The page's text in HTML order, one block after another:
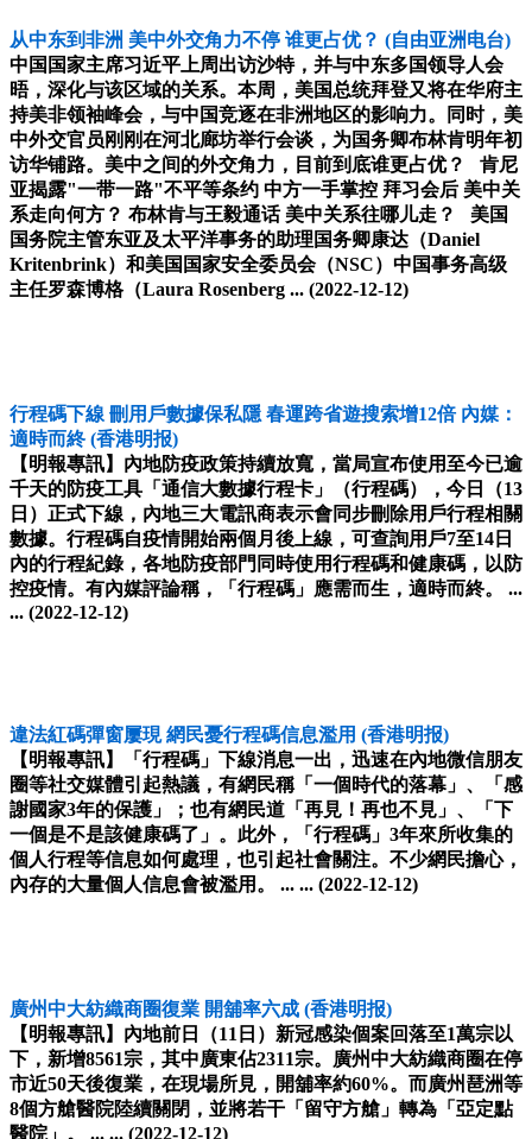
从中东到非洲 美中外交角力不停 谁更占优？ (自由亚洲电台)
中国国家主席习近平上周出访沙特，并与中东多国领导人会
晤，深化与该区域的关系。本周，美国总统拜登又将在华府主
持美非领袖峰会，与中国竞逐在非洲地区的影响力。同时，美
中外交官员刚刚在河北廊坊举行会谈，为国务卿布林肯明年初
访华铺路。美中之间的外交角力，目前到底谁更占优？ 肯尼
亚揭露"一带一路"不平等条约 中方一手掌控 拜习会后 美中关
系走向何方？ 布林肯与王毅通话 美中关系往哪儿走？ 美国
国务院主管东亚及太平洋事务的助理国务卿康达（Daniel
Kritenbrink）和美国国家安全委员会（NSC）中国事务高级
主任罗森博格（Laura Rosenberg ... (2022-12-12)
行程碼下線 刪用戶數據保私隱 春運跨省遊搜索增12倍 內媒：
適時而終 (香港明报)
【明報專訊】內地防疫政策持續放寬，當局宣布使用至今已逾
千天的防疫工具「通信大數據行程卡」（行程碼），今日（13
日）正式下線，內地三大電訊商表示會同步刪除用戶行程相關
數據。行程碼自疫情開始兩個月後上線，可查詢用戶7至14日
內的行程紀錄，各地防疫部門同時使用行程碼和健康碼，以防
控疫情。有內媒評論稱，「行程碼」應需而生，適時而終。 ...
... (2022-12-12)
違法紅碼彈窗屢現 網民憂行程碼信息濫用 (香港明报)
【明報專訊】「行程碼」下線消息一出，迅速在內地微信朋友
圈等社交媒體引起熱議，有網民稱「一個時代的落幕」、「感
謝國家3年的保護」；也有網民道「再見！再也不見」、「下
一個是不是該健康碼了」。此外，「行程碼」3年來所收集的
個人行程等信息如何處理，也引起社會關注。不少網民擔心，
內存的大量個人信息會被濫用。 ... ... (2022-12-12)
廣州中大紡織商圈復業 開舖率六成 (香港明报)
【明報專訊】內地前日（11日）新冠感染個案回落至1萬宗以
下，新增8561宗，其中廣東佔2311宗。廣州中大紡織商圈在停
市近50天後復業，在現場所見，開舖率約60%。而廣州琶洲等
8個方艙醫院陸續關閉，並將若干「留守方艙」轉為「亞定點
醫院」。 ... ... (2022-12-12)